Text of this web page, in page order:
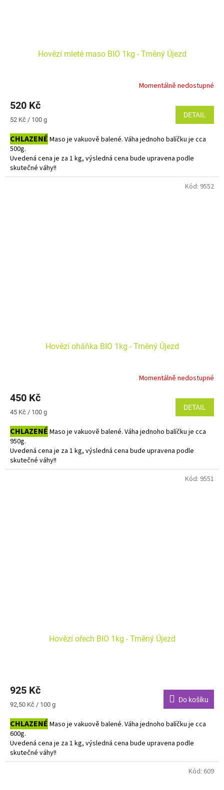
Hovězí mleté maso BIO 1kg - Trněný Újezd
Momentálně nedostupné
520 Kč
Měrná
52 Kč / 100 g
DETAIL
CHLAZENÉ Maso je vakuově balené. Váha jednoho balíčku je cca
500g.
Uvedená cena je za 1 kg, výsledná cena bude upravena podle
skutečné váhy!!
Do košíku vkládejte počet balení.
Hovězí oháňka BIO 1kg - Trněný Újezd
Momentálně nedostupné
450 Kč
Měrná
45 Kč / 100 g
DETAIL
CHLAZENÉ Maso je vakuově balené. Váha jednoho balíčku je cca
950g.
Uvedená cena je za 1 kg, výsledná cena bude upravena podle
skutečné váhy!!
Do košíku vkládejte počet balení.
Kód: 9552
Hovězí ořech BIO 1kg - Trněný Újezd
925 Kč
Měrná
92,50 Kč / 100 g
Do košíku
CHLAZENÉ Maso je vakuově balené. Váha jednoho balíčku je cca
600g.
Uvedená cena je za 1 kg, výsledná cena bude upravena podle
skutečné váhy!!
Do košíku vkládejte počet balení.
Kód: 9551
Kód: 609